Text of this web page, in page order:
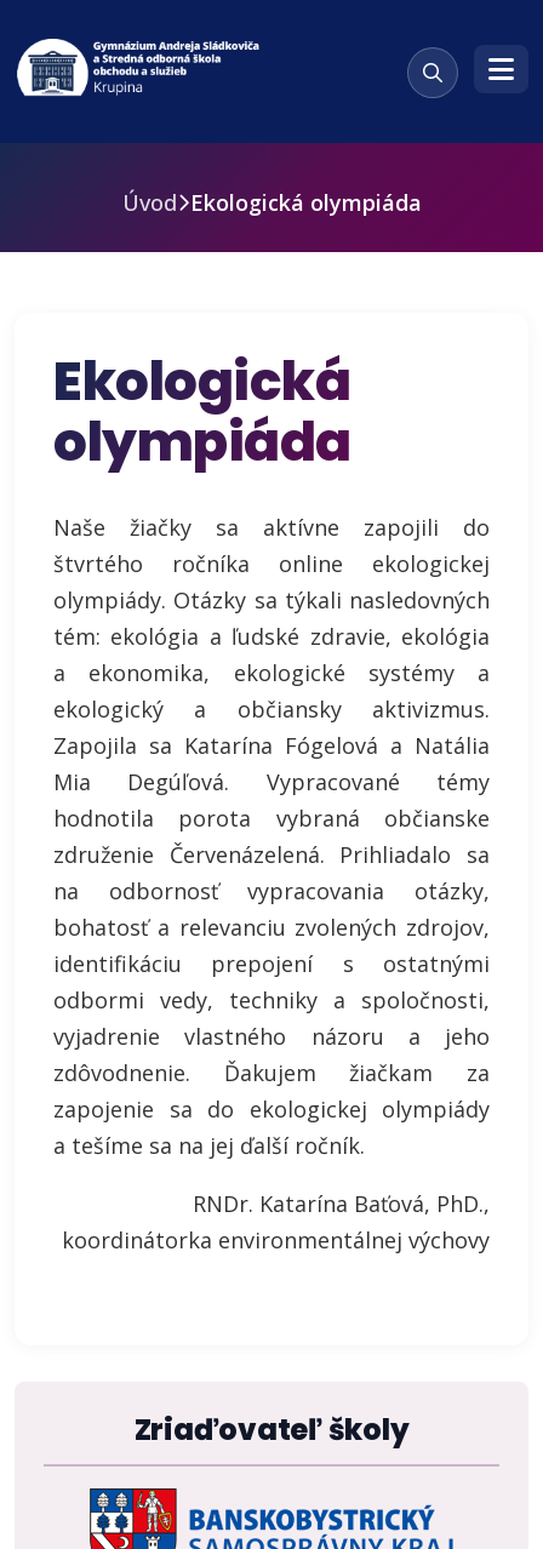
Úvod Ekologická olympiáda
Ekologická
olympiáda
Naše žiačky sa aktívne zapojili do
štvrtého ročníka online ekologickej
olympiády. Otázky sa týkali nasledovných
tém: ekológia a ľudské zdravie, ekológia
a ekonomika, ekologické systémy a
ekologický a občiansky aktivizmus.
Zapojila sa Katarína Fógelová a Natália
Mia Degúľová. Vypracované témy
hodnotila porota vybraná občianske
združenie Červenázelená. Prihliadalo sa
na odbornosť vypracovania otázky,
bohatosť a relevanciu zvolených zdrojov,
identifikáciu prepojení s ostatnými
odbormi vedy, techniky a spoločnosti,
vyjadrenie vlastného názoru a jeho
zdôvodnenie. Ďakujem žiačkam za
zapojenie sa do ekologickej olympiády
a tešíme sa na jej ďalší ročník.
RNDr. Katarína Baťová, PhD.,
koordinátorka environmentálnej výchovy
Zriaďovateľ školy